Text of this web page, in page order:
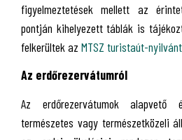
figyelmeztetések mellett az
pontján kihelyezett táblák is
felkerültek az MTSZ turistaút-
Az erdőrezervátumról
Az erdőrezervátumok
természetes vagy természetközeli